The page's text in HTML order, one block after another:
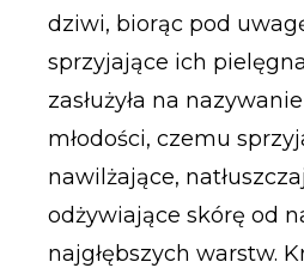
dziwi, biorąc pod
sprzyjające ich
zasłużyła na
młodości, czemu
nawilżające,
odżywiające skórę od
najgłębszych warstw.